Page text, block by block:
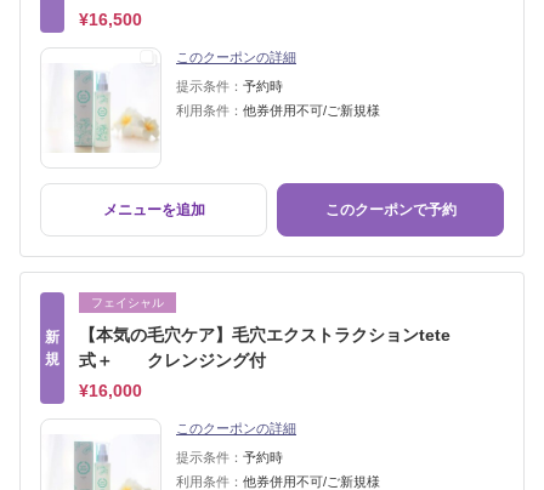
¥16,500
このクーポンの詳細
提示条件： 予約時
利用条件： 他券併用不可/ご新規様
メニューを追加 このクーポンで予約
新
規
フェイシャル
【本気の毛穴ケア】毛穴エクストラクションtete
式＋ クレンジング付
¥16,000
このクーポンの詳細
提示条件： 予約時
利用条件： 他券併用不可/ご新規様